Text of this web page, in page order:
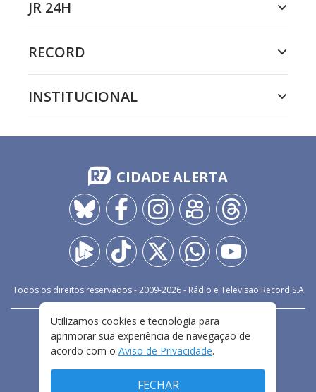
JR 24H
RECORD
INSTITUCIONAL
CIDADE ALERTA
Todos os direitos reservados - 2009-2026- Rádio e Televisão Record S.A
FALE CONOSCO
PRIVACIDADE
TERMOS E CONDIÇÕES DE USO
Utilizamos cookies e tecnologia para
aprimorar sua experiência de navegação de
acordo com o Aviso de Privacidade.
FECHAR